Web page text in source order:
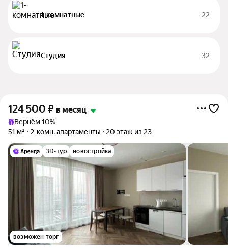
1-комнатные 22
Студия 32
124 500 ₽ в месяц
Вернём 10%
51 м²
2-комн. апартаменты 20 этаж из 23
3D-тур новостройка
возможен торг